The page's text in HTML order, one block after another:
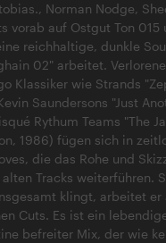
Norman Nodge,
vorab auf Ostgut Ton 015
reichhaltige, dunkle
02" arbeitet.
Klassiker wie Strands
Saundersons "Just
Rythum Teams "The
1986) fügen sich in
die das Rohe und
Tracks weiterführen.
klingt, arbeitet er
Cuts. Es ist ein
befreiter Mix, der wie